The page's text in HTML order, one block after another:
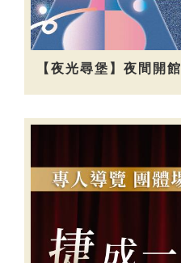
【夜光尋堡】夜間開館